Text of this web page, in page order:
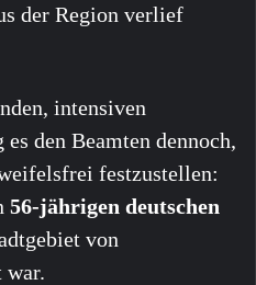
der Region verlief
intensiven
den Beamten dennoch,
festzustellen:
56-jährigen deutschen
von
war.